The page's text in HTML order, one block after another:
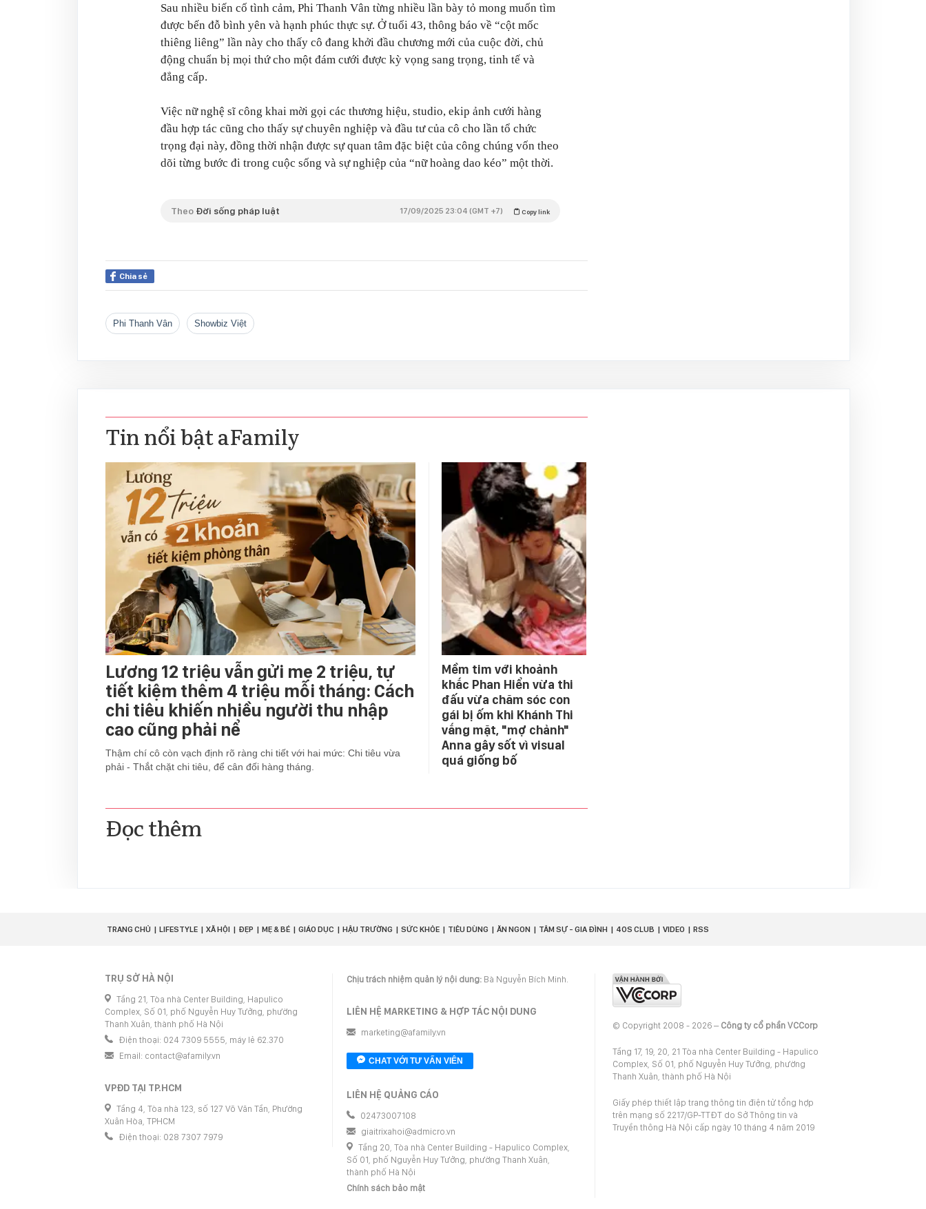
Sau nhiều biến cố tình cảm, Phi Thanh Vân từng nhiều lần bày tỏ mong muốn tìm
được bến đỗ bình yên và hạnh phúc thực sự. Ở tuổi 43, thông báo về “cột mốc
thiêng liêng” lần này cho thấy cô đang khởi đầu chương mới của cuộc đời, chủ
động chuẩn bị mọi thứ cho một đám cưới được kỳ vọng sang trọng, tinh tế và
đẳng cấp.
Việc nữ nghệ sĩ công khai mời gọi các thương hiệu, studio, ekip ảnh cưới hàng
đầu hợp tác cũng cho thấy sự chuyên nghiệp và đầu tư của cô cho lần tổ chức
trọng đại này, đồng thời nhận được sự quan tâm đặc biệt của công chúng vốn theo
dõi từng bước đi trong cuộc sống và sự nghiệp của “nữ hoàng dao kéo” một thời.
Theo Đời sống pháp luật Copy link
17/09/2025 23:04 (GMT +7)
Chia sẻ
Phi Thanh Vân showbiz Việt
Tin nổi bật aFamily
Lương 12 triệu vẫn gửi mẹ 2 triệu, tự
tiết kiệm thêm 4 triệu mỗi tháng: Cách
chi tiêu khiến nhiều người thu nhập
cao cũng phải nể
Thậm chí cô còn vạch định rõ ràng chi tiết với hai mức: Chi tiêu vừa
phải - Thắt chặt chi tiêu, để cân đối hàng tháng.
Mềm tim với khoảnh
khắc Phan Hiển vừa thi
đấu vừa chăm sóc con
gái bị ốm khi Khánh Thi
vắng mặt, "mợ chảnh"
Anna gây sốt vì visual
quá giống bố
Đọc thêm
TRANG CHỦ LIFESTYLE XÃ HỘI ĐẸP MẸ & BÉ GIÁO DỤC HẬU TRƯỜNG SỨC KHỎE TIÊU DÙNG ĂN NGON TÂM SỰ - GIA ĐÌNH 40S CLUB VIDEO RSS
TRỤ SỞ HÀ NỘI
Tầng 21, Tòa nhà Center Building, Hapulico
Complex, Số 01, phố Nguyễn Huy Tưởng, phường
Thanh Xuân, thành phố Hà Nội
Điện thoại: 024 7309 5555, máy lẻ 62.370
Email: contact@afamily.vn
VPĐD TẠI TP.HCM
Tầng 4, Tòa nhà 123, số 127 Võ Văn Tần, Phường
Xuân Hòa, TPHCM
Điện thoại: 028 7307 7979
Chịu trách nhiệm quản lý nội dung: Bà Nguyễn Bích Minh.
LIÊN HỆ MARKETING & HỢP TÁC NỘI DUNG
marketing@afamily.vn
CHAT VỚI TƯ VẤN VIÊN
LIÊN HỆ QUẢNG CÁO
02473007108
giaitrixahoi@admicro.vn
Tầng 20, Tòa nhà Center Building - Hapulico Complex,
Số 01, phố Nguyễn Huy Tưởng, phường Thanh Xuân,
thành phố Hà Nội
Chính sách bảo mật
© Copyright 2008 - 2026 – Công ty cổ phần VCCorp
Tầng 17, 19, 20, 21 Tòa nhà Center Building - Hapulico
Complex, Số 01, phố Nguyễn Huy Tưởng, phường
Thanh Xuân, thành phố Hà Nội
Giấy phép thiết lập trang thông tin điện tử tổng hợp
trên mạng số 2217/GP-TTĐT do Sở Thông tin và
Truyền thông Hà Nội cấp ngày 10 tháng 4 năm 2019